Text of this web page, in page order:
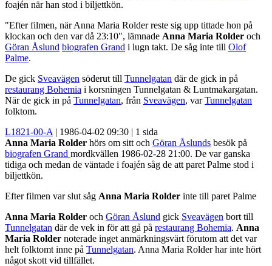
foajén när han stod i biljettkön.
"Efter filmen, när Anna Maria Rolder reste sig upp tittade hon på
klockan och den var då 23:10", lämnade Anna Maria Rolder och
Göran Åslund biografen Grand i lugn takt. De såg inte till Olof
Palme.
De gick Sveavägen söderut till Tunnelgatan där de gick in på
restaurang Bohemia i korsningen Tunnelgatan & Luntmakargatan.
När de gick in på Tunnelgatan, från Sveavägen, varTunnelgatan
folktom.
L1821-00-A | 1986-04-02 09:30 | 1 sida
Anna Maria Rolder hörs om sitt och Göran Åslunds besök på
biografen Grand mordkvällen 1986-02-28 21:00. De var ganska
tidiga och medan de väntade i foajén såg de att paret Palme stod i
biljettkön.
Efter filmen var slut såg Anna Maria Rolder inte till paret Palme
Anna Maria Rolder och Göran Åslund gick Sveavägen bort till
Tunnelgatan där de vek in för att gå på restaurang Bohemia. Anna
Maria Rolder noterade inget anmärkningsvärt förutom att det var
helt folktomt inne på Tunnelgatan. Anna Maria Rolder har inte hört
något skott vid tillfället.